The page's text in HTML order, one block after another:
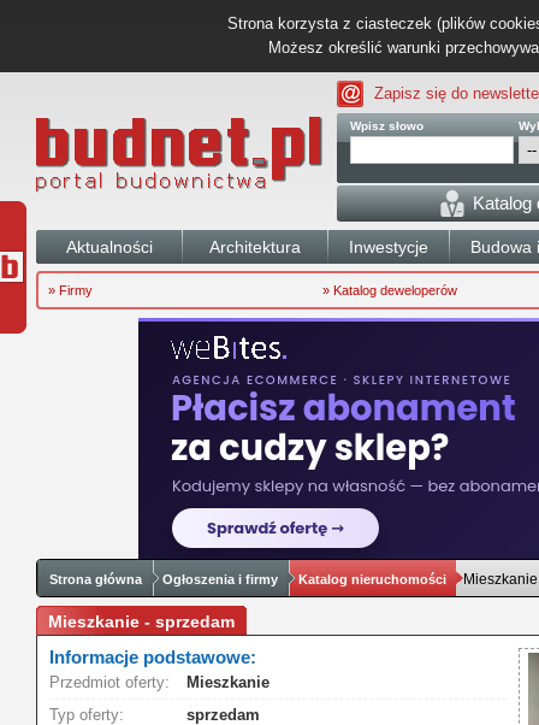
Strona korzysta z ciasteczek (plików
Możesz określić warunki
Zapisz się do
Wpisz słowo
Katalog
Aktualności Architektura Inwestycje Budowa
» Firmy » Katalog deweloperów
Strona główna Ogłoszenia i firmy Katalog nieruchomości
Mieszkanie - sprzedam
Informacje podstawowe:
Przedmiot oferty:
Mieszkanie
Typ oferty:
sprzedam